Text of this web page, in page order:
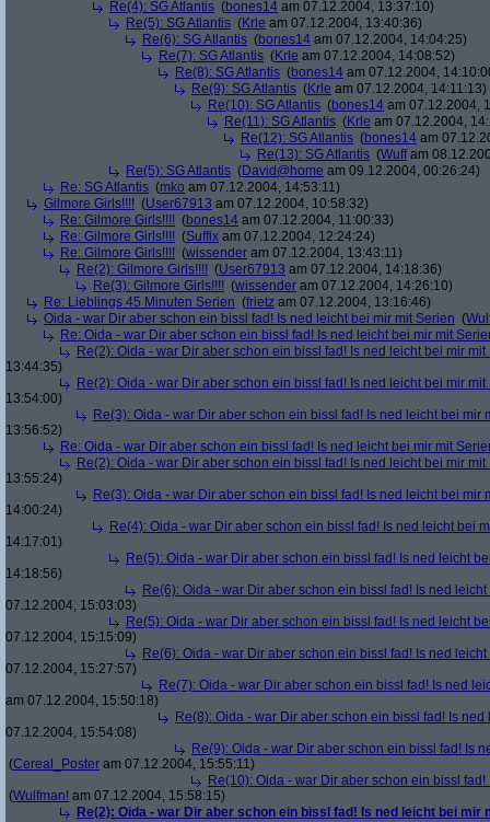
Re(4): SG Atlantis (bones14 am 07.12.2004, 13:37:10)
Re(5): SG Atlantis (Krle am 07.12.2004, 13:40:36)
Re(6): SG Atlantis (bones14 am 07.12.2004, 14:04:25)
Re(7): SG Atlantis (Krle am 07.12.2004, 14:08:52)
Re(8): SG Atlantis (bones14 am 07.12.2004,
Re(9): SG Atlantis (Krle am 07.12.2004, 14:11:13)
Re(10): SG Atlantis (bones14 am 07.12.2004,
Re(11): SG Atlantis (Krle am 07.12.2004,
Re(12): SG Atlantis (bones14 am
Re(13): SG Atlantis (Wuffam
Re(5): SG Atlantis (David@home am 09.12.2004, 00:26:24)
Re: SG Atlantis (mko am 07.12.2004, 14:53:11)
Gilmore Girls!!!! (User67913 am 07.12.2004, 10:58:32)
Re: Gilmore Girls!!!! (bones14 am 07.12.2004, 11:00:33)
Re: Gilmore Girls!!!! (Suffix am 07.12.2004, 12:24:24)
Re: Gilmore Girls!!!! (wissender am 07.12.2004, 13:43:11)
Re(2): Gilmore Girls!!!! (User67913 am 07.12.2004, 14:18:36)
Re(3): Gilmore Girls!!!! (wissender am 07.12.2004, 14:26:10)
Re: Lieblings 45 Minuten Serien (frietz am 07.12.2004, 13:16:46)
Oida - war Dir aber schon ein bissl fad! Is ned leicht bei mir mit Serien (
Re: Oida - war Dir aber schon ein bissl fad! Is ned leicht bei mir mit
Re(2): Oida - war Dir aber schon ein bissl fad! Is ned leicht bei mir mit
13:44:35)
Re(2): Oida - war Dir aber schon ein bissl fad! Is ned leicht bei mir mit
13:54:00)
Re(3): Oida - war Dir aber schon ein bissl fad! Is ned leicht bei mir
13:56:52)
Re: Oida - war Dir aber schon ein bissl fad! Is ned leicht bei mir mit
Re(2): Oida - war Dir aber schon ein bissl fad! Is ned leicht bei mir mit
13:55:24)
Re(3): Oida - war Dir aber schon ein bissl fad! Is ned leicht bei mir
14:00:24)
Re(4): Oida - war Dir aber schon ein bissl fad! Is ned leicht bei
14:17:01)
Re(5): Oida - war Dir aber schon ein bissl fad! Is ned leicht
14:18:56)
Re(6): Oida - war Dir aber schon ein bissl fad! Is ned
07.12.2004, 15:03:03)
Re(5): Oida - war Dir aber schon ein bissl fad! Is ned leicht
07.12.2004, 15:15:09)
Re(6): Oida - war Dir aber schon ein bissl fad! Is ned
07.12.2004, 15:27:57)
Re(7): Oida - war Dir aber schon ein bissl fad! Is ned
am 07.12.2004, 15:50:18)
Re(8): Oida - war Dir aber schon ein bissl fad! Is
07.12.2004, 15:54:08)
Re(9): Oida - war Dir aber schon ein bissl fad! Is
(Cereal_Poster am 07.12.2004, 15:55:11)
Re(10): Oida - war Dir aber schon ein bissl
(Wulfman! am 07.12.2004, 15:58:15)
Re(2): Oida - war Dir aber schon ein bissl fad! Is ned leicht bei mir